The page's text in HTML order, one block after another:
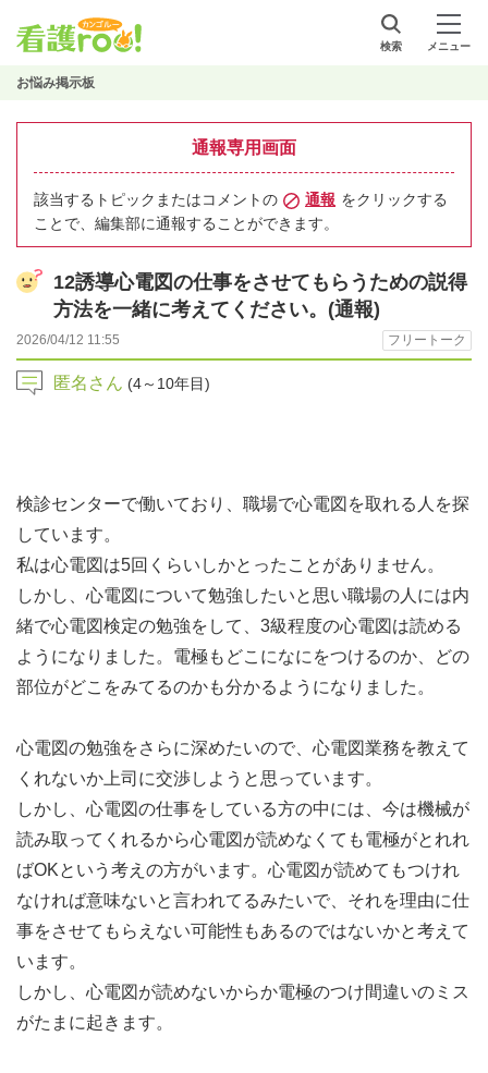
検索 メニュー
お悩み掲示板
通報専用画面
該当するトピックまたはコメントの 通報 をクリックする
ことで、編集部に通報することができます。
12誘導心電図の仕事をさせてもらうための説得
方法を一緒に考えてください。(通報)
2026/04/12 11:55 フリートーク
匿名さん (4～10年目)
検診センターで働いており、職場で心電図を取れる人を探
しています。
私は心電図は5回くらいしかとったことがありません。
しかし、心電図について勉強したいと思い職場の人には内
緒で心電図検定の勉強をして、3級程度の心電図は読める
ようになりました。電極もどこになにをつけるのか、どの
部位がどこをみてるのかも分かるようになりました。
心電図の勉強をさらに深めたいので、心電図業務を教えて
くれないか上司に交渉しようと思っています。
しかし、心電図の仕事をしている方の中には、今は機械が
読み取ってくれるから心電図が読めなくても電極がとれれ
ばOKという考えの方がいます。心電図が読めてもつけれ
なければ意味ないと言われてるみたいで、それを理由に仕
事をさせてもらえない可能性もあるのではないかと考えて
います。
しかし、心電図が読めないからか電極のつけ間違いのミス
がたまに起きます。